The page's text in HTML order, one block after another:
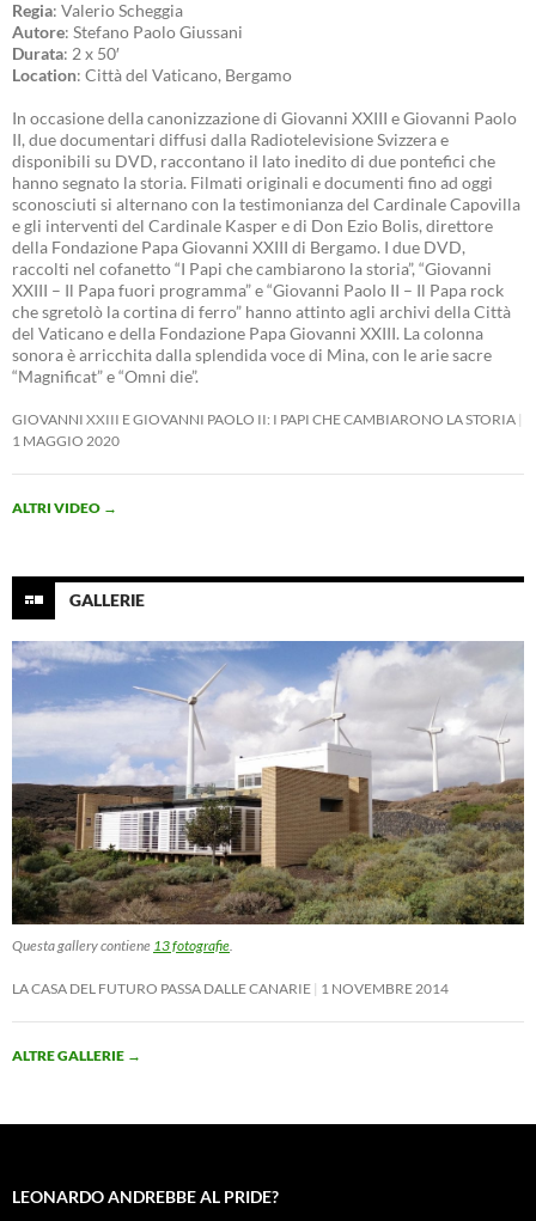
Regia: Valerio Scheggia
Autore: Stefano Paolo Giussani
Durata: 2 x 50′
Location: Città del Vaticano, Bergamo
In occasione della canonizzazione di Giovanni XXIII e Giovanni Paolo
II, due documentari diffusi dalla Radiotelevisione Svizzera e
disponibili su DVD, raccontano il lato inedito di due pontefici che
hanno segnato la storia. Filmati originali e documenti fino ad oggi
sconosciuti si alternano con la testimonianza del Cardinale Capovilla
e gli interventi del Cardinale Kasper e di Don Ezio Bolis, direttore
della Fondazione Papa Giovanni XXIII di Bergamo. I due DVD,
raccolti nel cofanetto “I Papi che cambiarono la storia”, “Giovanni
XXIII – Il Papa fuori programma” e “Giovanni Paolo II – Il Papa rock
che sgretolò la cortina di ferro” hanno attinto agli archivi della Città
del Vaticano e della Fondazione Papa Giovanni XXIII. La colonna
sonora è arricchita dalla splendida voce di Mina, con le arie sacre
“Magnificat” e “Omni die”.
GIOVANNI XXIII E GIOVANNI PAOLO II: I PAPI CHE CAMBIARONO LA STORIA
1 MAGGIO 2020
ALTRI VIDEO →
GALLERIE
Questa gallery contiene 13 fotografie.
LA CASA DEL FUTURO PASSA DALLE CANARIE 1 NOVEMBRE 2014
ALTRE GALLERIE →
LEONARDO ANDREBBE AL PRIDE?